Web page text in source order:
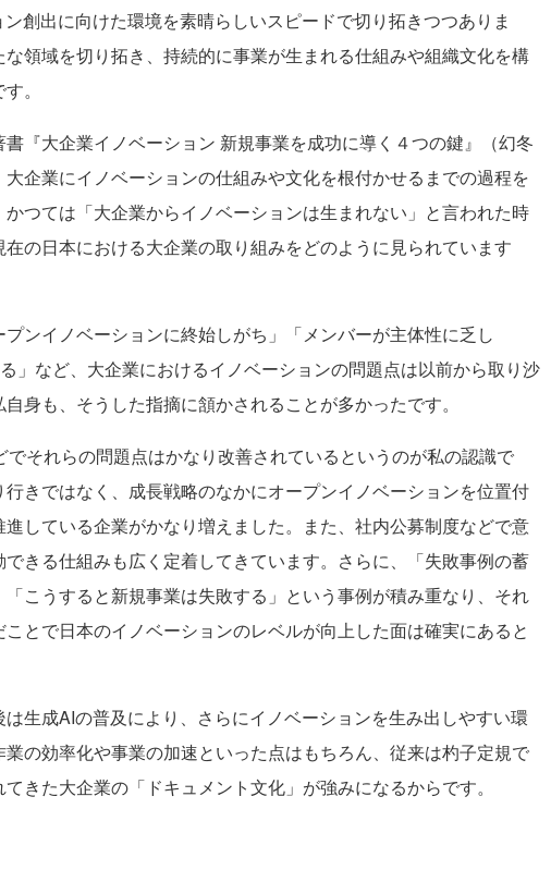
創出に向けた環境を素晴らしいスピードで切り拓きつつありま
領域を切り拓き、持続的に事業が生まれる仕組みや組織文化を構
。
書『大企業イノベーション 新規事業を成功に導く４つの鍵』（幻冬
企業にイノベーションの仕組みや文化を根付かせるまでの過程を
かつては「大企業からイノベーションは生まれない」と言われた時
の日本における大企業の取り組みをどのように見られています
プンイノベーションに終始しがち」「メンバーが主体性に乏し
る」など、大企業におけるイノベーションの問題点は以前から取り沙
身も、そうした指摘に頷かされることが多かったです。
それらの問題点はかなり改善されているというのが私の認識で
きではなく、成長戦略のなかにオープンイノベーションを位置付
している企業がかなり増えました。また、社内公募制度などで意
きる仕組みも広く定着してきています。さらに、「失敗事例の蓄
こうすると新規事業は失敗する」という事例が積み重なり、それ
とで日本のイノベーションのレベルが向上した面は確実にあると
生成AIの普及により、さらにイノベーションを生み出しやすい環
の効率化や事業の加速といった点はもちろん、従来は杓子定規で
きた大企業の「ドキュメント文化」が強みになるからです。